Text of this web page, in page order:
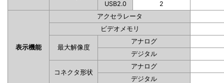
USB2.0
2
表示機能
アクセラレータ
ビデオメモリ
最大解像度
アナログ
デジタル
コネクタ形状
アナログ
デジタル